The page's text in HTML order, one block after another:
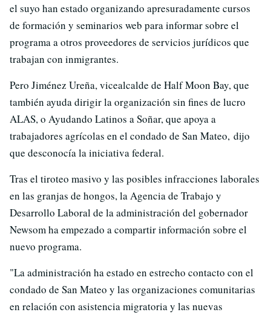
el suyo han estado organizando apresuradamente cursos
de formación y seminarios web para informar sobre el
programa a otros proveedores de servicios jurídicos que
trabajan con inmigrantes.
Pero Jiménez Ureña, vicealcalde de Half Moon Bay, que
también ayuda dirigir la organización sin fines de lucro
ALAS, o Ayudando Latinos a Soñar, que apoya a
trabajadores agrícolas en el condado de San Mateo, dijo
que desconocía la iniciativa federal.
Tras el tiroteo masivo y las posibles infracciones laborales
en las granjas de hongos, la Agencia de Trabajo y
Desarrollo Laboral de la administración del gobernador
Newsom ha empezado a compartir información sobre el
nuevo programa.
"La administración ha estado en estrecho contacto con el
condado de San Mateo y las organizaciones comunitarias
en relación con asistencia migratoria y las nuevas